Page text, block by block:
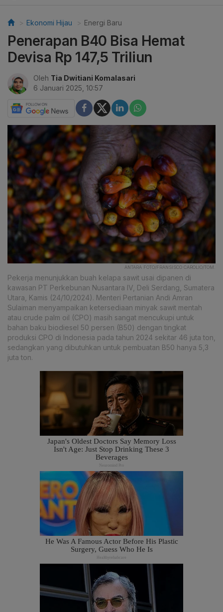
Ekonomi Hijau Energi Baru
Penerapan B40 Bisa Hemat
Devisa Rp 147,5 Triliun
Oleh Tia Dwitiani Komalasari
6 Januari 2025, 10:57
ANTARA FOTO/FRANSISCO CAROLIO/TOM.
Pekerja menunjukkan buah kelapa sawit usai dipanen di
kawasan PT Perkebunan Nusantara IV, Deli Serdang, Sumatera
Utara, Kamis (24/10/2024). Menteri Pertanian Andi Amran
Sulaiman menyampaikan ketersediaan minyak sawit mentah
atau crude palm oil (CPO) masih sangat mencukupi untuk
bahan baku biodiesel 50 persen (B50) dengan tingkat
produksi CPO di Indonesia pada tahun 2024 sekitar 46 juta ton,
sedangkan yang dibutuhkan untuk pembuatan B50 hanya 5,3
juta ton.